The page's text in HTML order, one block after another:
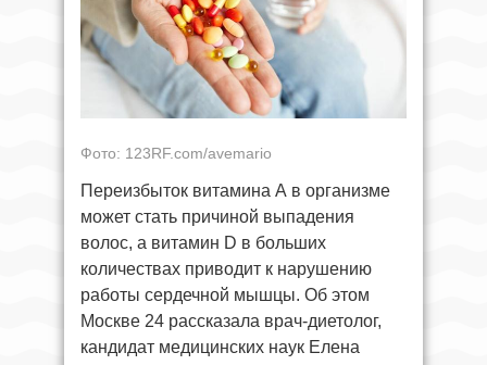
Фото: 123RF.com/avemario
Переизбыток витамина А в организме
может стать причиной выпадения
волос, а витамин D в больших
количествах приводит к нарушению
работы сердечной мышцы. Об этом
Москве 24 рассказала врач-диетолог,
кандидат медицинских наук Елена